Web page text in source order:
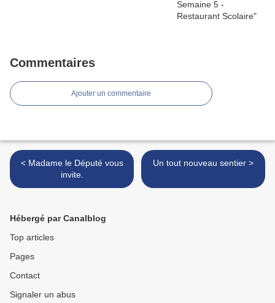
Commentaires
Ajouter un commentaire
< Madame le Député vous
invite.
Un tout nouveau sentier >
Hébergé par Canalblog
Top articles
Pages
Contact
Signaler un abus